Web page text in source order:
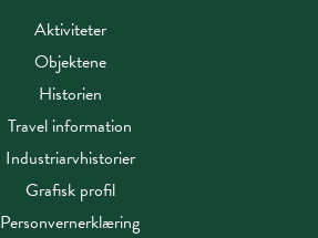
Aktiviteter
Objektene
Historien
Travel information
Industriarvhistorier
Grafisk profil
Personvernerklæring